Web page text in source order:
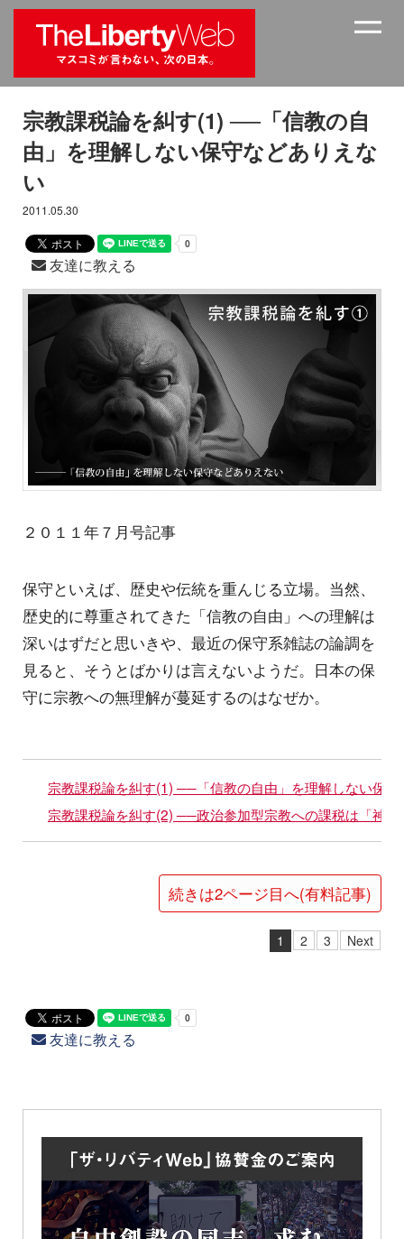
宗教課税論を糾す(1) ──「信教の自
由」を理解しない保守などありえな
い
2011.05.30
友達に教える
２０１１年７月号記事
保守といえば、歴史や伝統を重んじる立場。当然、
歴史的に尊重されてきた「信教の自由」への理解は
深いはずだと思いきや、最近の保守系雑誌の論調を
見ると、そうとばかりは言えないようだ。日本の保
守に宗教への無理解が蔓延するのはなぜか。
宗教課税論を糾す(1) ──「信教の自由」を理解しない保
宗教課税論を糾す(2) ──政治参加型宗教への課税は「神仏
続きは2ページ目へ(有料記事)
1 2 3 Next
友達に教える